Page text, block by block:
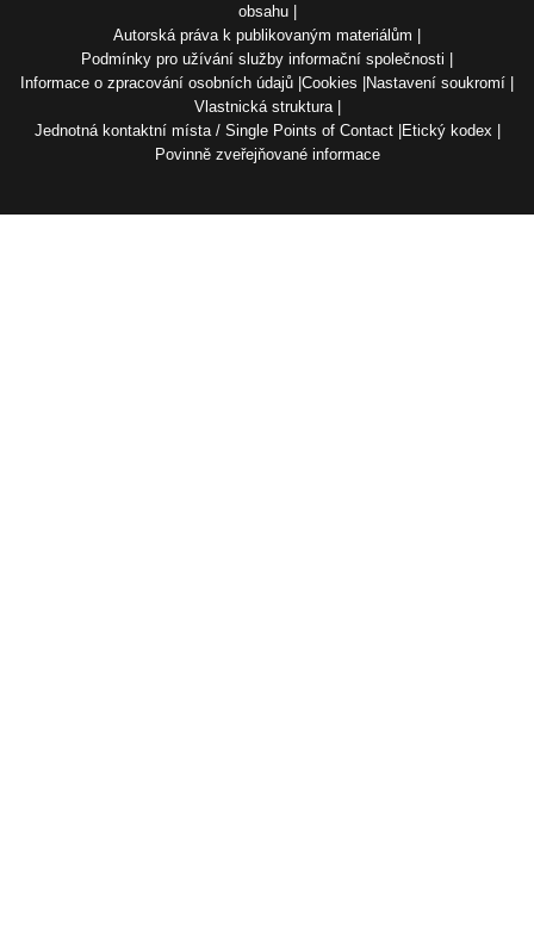
obsahu
Autorská práva k publikovaným materiálům
Podmínky pro užívání služby informační společnosti
Informace o zpracování osobních údajů Cookies Nastavení soukromí
Vlastnická struktura
Jednotná kontaktní místa / Single Points of Contact Etický kodex
Povinně zveřejňované informace